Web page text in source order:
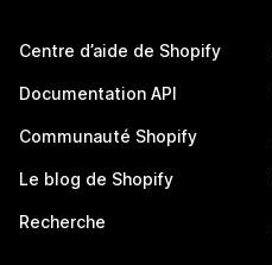
Centre d’aide de Shopify
Documentation API
Communauté Shopify
Le blog de Shopify
Recherche